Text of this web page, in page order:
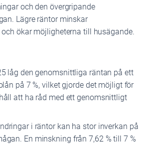
och den övergripande
Lägre räntor minskar
ökar möjligheterna till husägande.
låg den genomsnittliga räntan på ett
på 7 %, vilket gjorde det möjligt för
att ha råd med ett genomsnittligt
i räntor kan ha stor inverkan på
En minskning från 7,62 % till 7 %